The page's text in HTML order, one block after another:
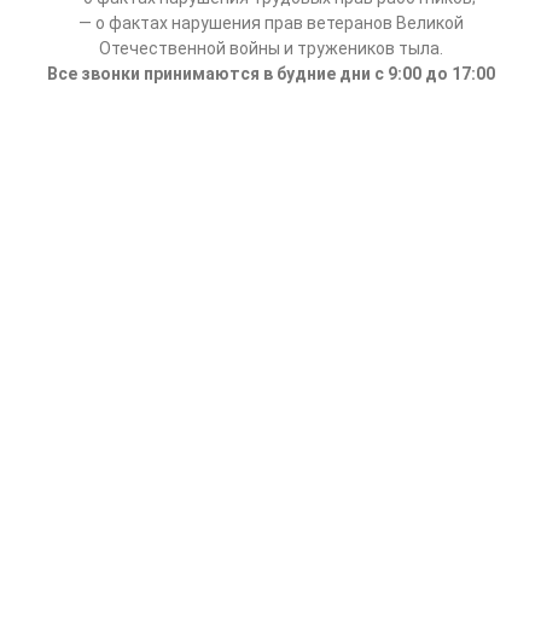
— о фактах нарушения прав ветеранов Великой
Отечественной войны и тружеников тыла.
Все звонки принимаются в будние дни с 9:00 до 17:00